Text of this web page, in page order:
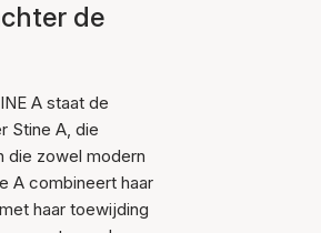
de
A staat de
Stine A, die
die zowel modern
A combineert haar
haar toewijding